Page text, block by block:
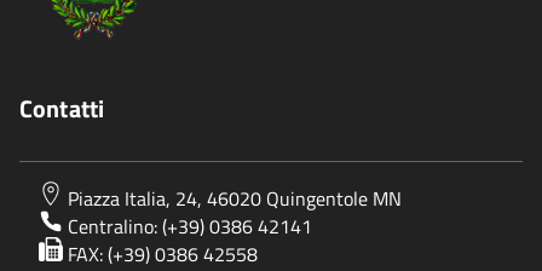
Contatti
Piazza Italia, 24, 46020 Quingentole MN
Centralino: (+39) 0386 42141
FAX: (+39) 0386 42558